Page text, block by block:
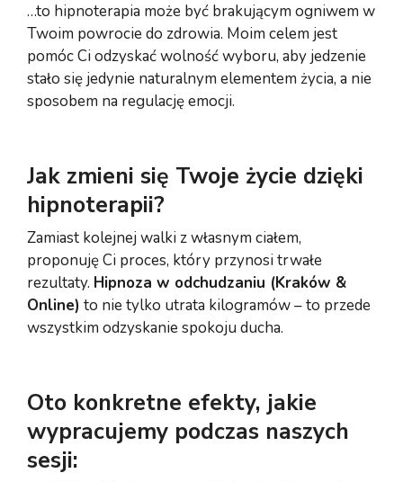
…to hipnoterapia może być brakującym ogniwem w
Twoim powrocie do zdrowia. Moim celem jest
pomóc Ci odzyskać wolność wyboru, aby jedzenie
stało się jedynie naturalnym elementem życia, a nie
sposobem na regulację emocji.
Jak zmieni się Twoje życie dzięki
hipnoterapii?
Zamiast kolejnej walki z własnym ciałem,
proponuję Ci proces, który przynosi trwałe
rezultaty. Hipnoza w odchudzaniu (Kraków &
Online) to nie tylko utrata kilogramów – to przede
wszystkim odzyskanie spokoju ducha.
Oto konkretne efekty, jakie
wypracujemy podczas naszych
sesji: